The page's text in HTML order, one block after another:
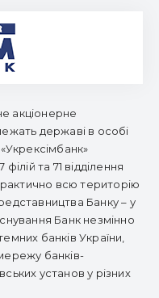
акціонерне
державі в особі
та 71 відділення
всю територію
Банку – у
Банк незмінно
банків України,
банків-
установ у різних